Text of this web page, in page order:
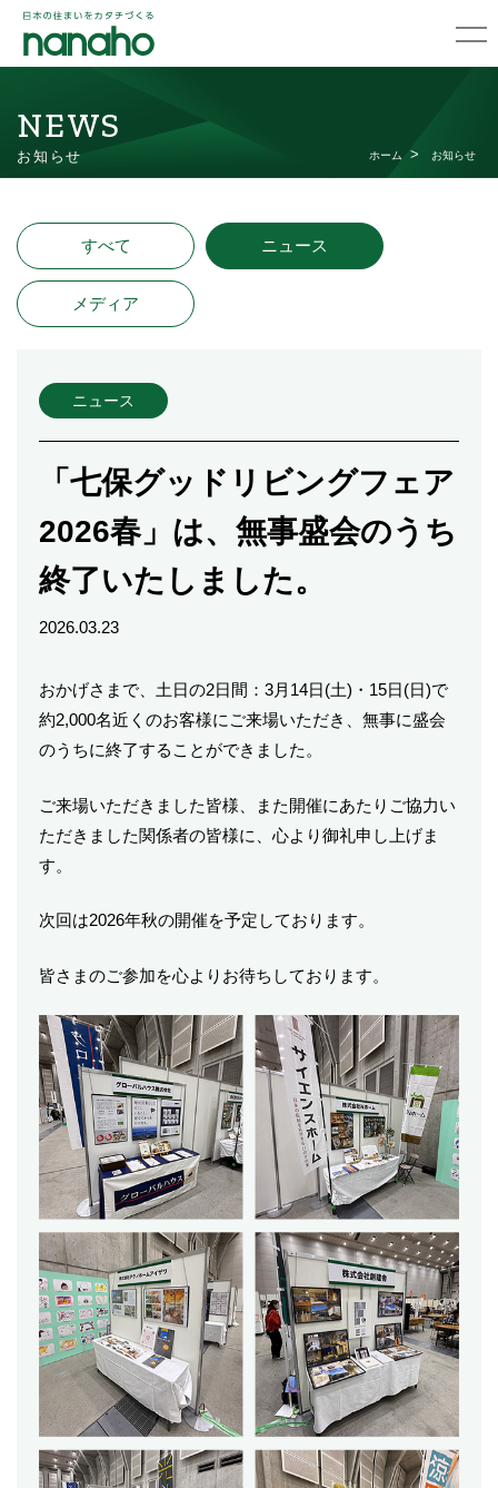
NEWS
お知らせ ホーム お知らせ
すべて ニュース
メディア
ニュース
「七保グッドリビングフェア
2026春」は、無事盛会のうち
終了いたしました。
2026.03.23
おかげさまで、土日の2日間：3月14日(土)・15日(日)で
約2,000名近くのお客様にご来場いただき、無事に盛会
のうちに終了することができました。
ご来場いただきました皆様、また開催にあたりご協力い
ただきました関係者の皆様に、心より御礼申し上げま
す。
次回は2026年秋の開催を予定しております。
皆さまのご参加を心よりお待ちしております。